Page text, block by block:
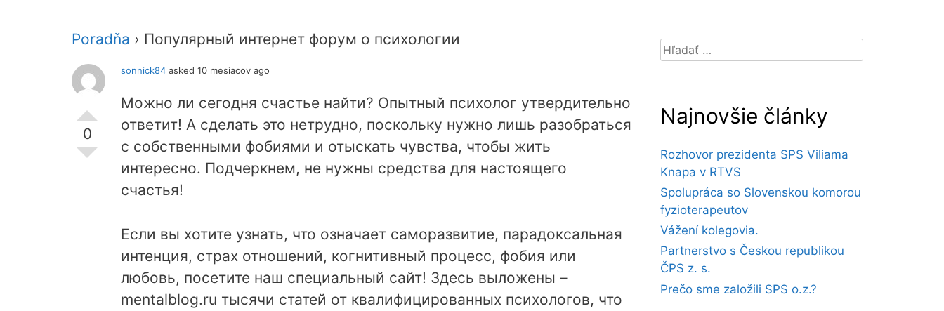
Poradňa › Популярный интернет форум о психологии
0
sonnick84 asked 10 mesiacov ago
Можно ли сегодня счастье найти? Опытный психолог утвердительно
ответит! А сделать это нетрудно, поскольку нужно лишь разобраться
с собственными фобиями и отыскать чувства, чтобы жить
интересно. Подчеркнем, не нужны средства для настоящего
счастья!
Если вы хотите узнать, что означает саморазвитие, парадоксальная
интенция, страх отношений, когнитивный процесс, фобия или
любовь, посетите наш специальный сайт! Здесь выложены –
mentalblog.ru тысячи статей от квалифицированных психологов, что
Hľadať:
Najnovšie články
Rozhovor prezidenta SPS Viliama
Knapa v RTVS
Spolupráca so Slovenskou komorou
fyzioterapeutov
Vážení kolegovia.
Partnerstvo s Českou republikou
ČPS z. s.
Prečo sme založili SPS o.z.?